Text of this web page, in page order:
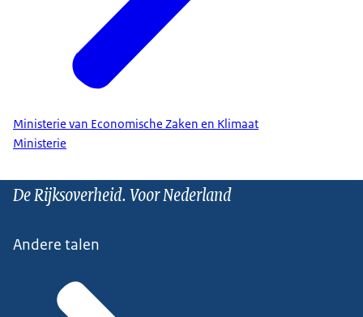
Ministerie van Economische Zaken en Klimaat
Ministerie
De Rijksoverheid. Voor Nederland
Andere talen